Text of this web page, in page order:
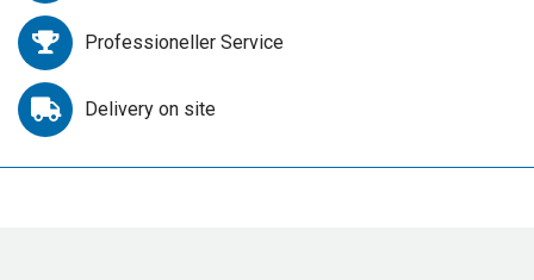
Professioneller Service
Delivery on site